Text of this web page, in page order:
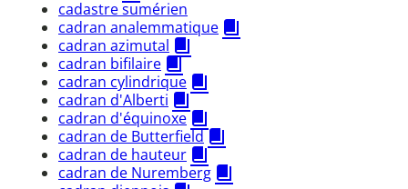
cadastre sumérien
cadran analemmatique
cadran azimutal
cadran bifilaire
cadran cylindrique
cadran d'Alberti
cadran d'équinoxe
cadran de Butterfield
cadran de hauteur
cadran de Nuremberg